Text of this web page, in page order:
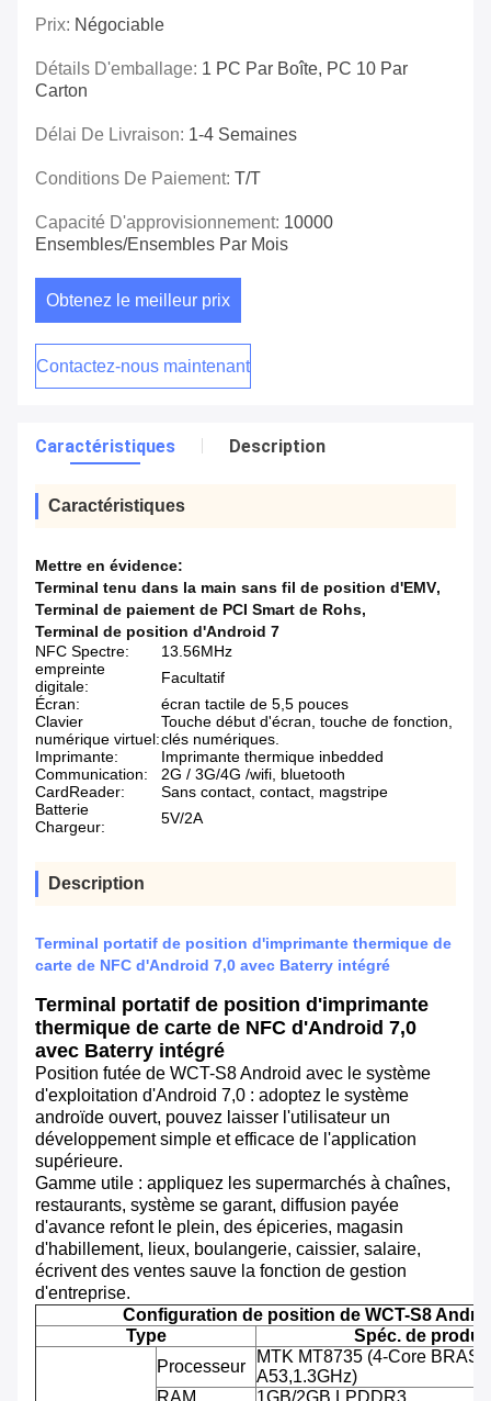
Prix: Négociable
Détails D'emballage: 1 PC Par Boîte, PC 10 Par
Carton
Délai De Livraison: 1-4 Semaines
Conditions De Paiement: T/T
Capacité D'approvisionnement: 10000
Ensembles/ensembles Par Mois
Obtenez le meilleur prix
Contactez-nous maintenant
Caractéristiques Description
Caractéristiques
Mettre en évidence:
Terminal tenu dans la main sans fil de position d'EMV,
Terminal de paiement de PCI Smart de Rohs,
Terminal de position d'Android 7
NFC Spectre:
13.56MHz
empreinte
digitale:
Facultatif
Écran:
écran tactile de 5,5 pouces
Clavier
numérique virtuel:
Touche début d'écran, touche de fonction,
clés numériques.
Imprimante:
Imprimante thermique inbedded
Communication:
2G / 3G/4G /wifi, bluetooth
CardReader:
Sans contact, contact, magstripe
Batterie
Chargeur:
5V/2A
Description
Terminal portatif de position d'imprimante thermique de
carte de NFC d'Android 7,0 avec Baterry intégré
Terminal portatif de position d'imprimante
thermique de carte de NFC d'Android 7,0
avec Baterry intégré
Position futée de WCT-S8 Android avec le système
d'exploitation d'Android 7,0 : adoptez le système
androïde ouvert, pouvez laisser l'utilisateur un
développement simple et efficace de l'application
supérieure.
Gamme utile : appliquez les supermarchés à chaînes,
restaurants, système se garant, diffusion payée
d'avance refont le plein, des épiceries, magasin
d'habillement, lieux, boulangerie, caissier, salaire,
écrivent des ventes sauve la fonction de gestion
d'entreprise.
Configuration de position de WCT-S8
Type
Spéc. de produit
Processeur
MTK MT8735 (4-Core BRAS
A53,1.3GHz)